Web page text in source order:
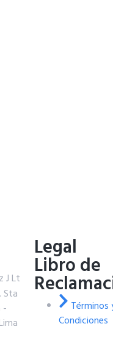
J Lt
Sta
-
Legal
Libro de
Términos
Condiciones